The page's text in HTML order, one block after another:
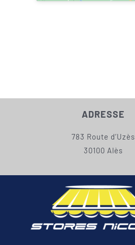
ADRESSE
783 Route d’Uzès
30100 Alès